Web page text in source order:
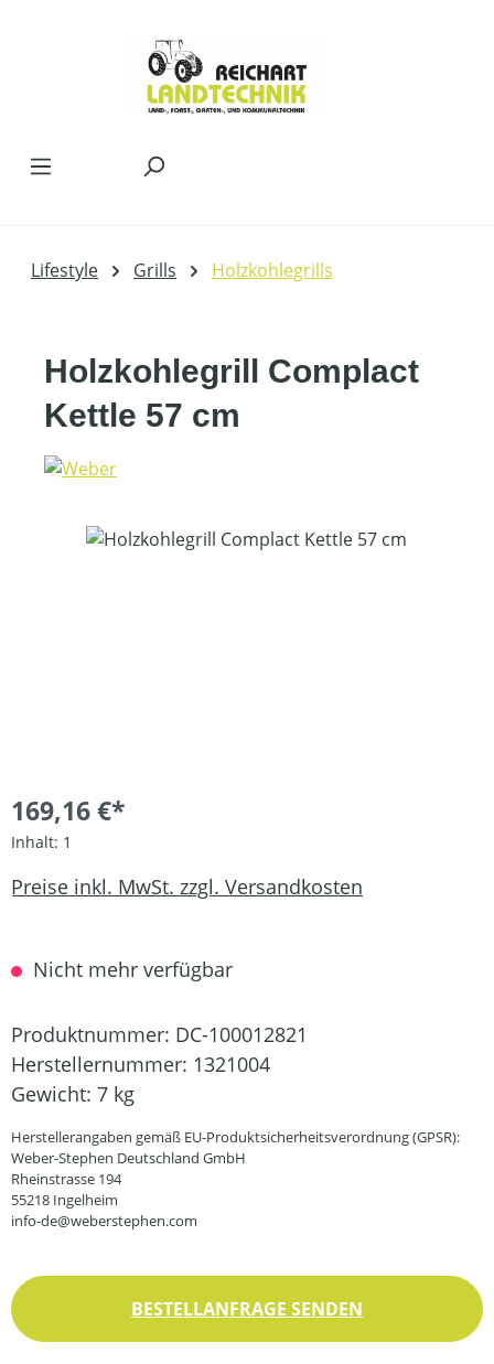
Lifestyle Grills Holzkohlegrills
Holzkohlegrill Complact
Kettle 57 cm
Bildergalerie überspringen
169,16 €*
Inhalt: 1
Preise inkl. MwSt. zzgl. Versandkosten
Nicht mehr verfügbar
Produktnummer: DC-100012821
Herstellernummer: 1321004
Gewicht: 7 kg
Herstellerangaben gemäß EU-Produktsicherheitsverordnung (GPSR):
Weber-Stephen Deutschland GmbH
Rheinstrasse 194
55218 Ingelheim
info-de@weberstephen.com
BESTELLANFRAGE SENDEN